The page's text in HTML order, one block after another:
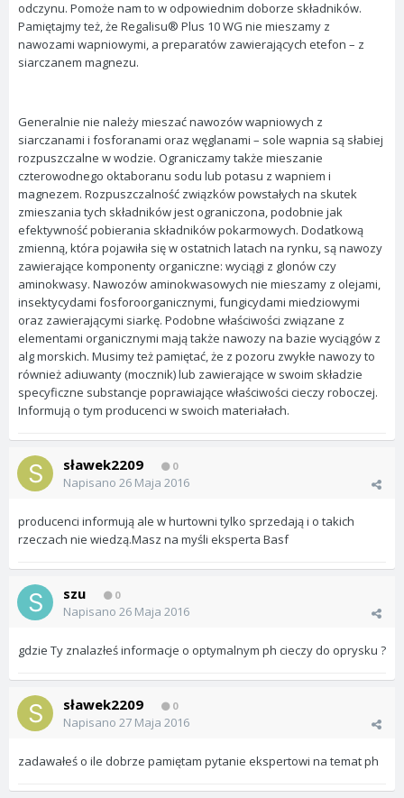
odczynu. Pomoże nam to w odpowiednim doborze składników.
Pamiętajmy też, że Regalisu® Plus 10 WG nie mieszamy z
nawozami wapniowymi, a preparatów zawierających etefon – z
siarczanem magnezu.
Generalnie nie należy mieszać nawozów wapniowych z
siarczanami i fosforanami oraz węglanami – sole wapnia są słabiej
rozpuszczalne w wodzie. Ograniczamy także mieszanie
czterowodnego oktaboranu sodu lub potasu z wapniem i
magnezem. Rozpuszczalność związków powstałych na skutek
zmieszania tych składników jest ograniczona, podobnie jak
efektywność pobierania składników pokarmowych. Dodatkową
zmienną, która pojawiła się w ostatnich latach na rynku, są nawozy
zawierające komponenty organiczne: wyciągi z glonów czy
aminokwasy. Nawozów aminokwasowych nie mieszamy z olejami,
insektycydami fosforoorganicznymi, fungicydami miedziowymi
oraz zawierającymi siarkę. Podobne właściwości związane z
elementami organicznymi mają także nawozy na bazie wyciągów z
alg morskich. Musimy też pamiętać, że z pozoru zwykłe nawozy to
również adiuwanty (mocznik) lub zawierające w swoim składzie
specyficzne substancje poprawiające właściwości cieczy roboczej.
Informują o tym producenci w swoich materiałach.
sławek2209 0
Napisano 26 Maja 2016
producenci informują ale w hurtowni tylko sprzedają i o takich
rzeczach nie wiedzą.Masz na myśli eksperta Basf
szu 0
Napisano 26 Maja 2016
gdzie Ty znalazłeś informacje o optymalnym ph cieczy do oprysku ?
sławek2209 0
Napisano 27 Maja 2016
zadawałeś o ile dobrze pamiętam pytanie ekspertowi na temat ph